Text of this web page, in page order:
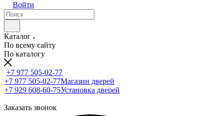
Войти
Каталог
По всему сайту
По каталогу
+7 977 505-02-77
+7 977 505-02-77Магазин дверей
+7 929 608-60-75Установка дверей
Заказать звонок